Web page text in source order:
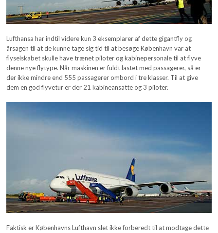
Lufthansa har indtil videre kun 3 eksemplarer af dette gigantfly og
årsagen til at de kunne tage sig tid til at besøge København var at
flyselskabet skulle have trænet piloter og kabinepersonale til at flyve
denne nye flytype. Når maskinen er fuldt lastet med passagerer, så er
der ikke mindre end 555 passagerer ombord i tre klasser. Til at give
dem en god flyvetur er der 21 kabineansatte og 3 piloter.
Faktisk er Københavns Lufthavn slet ikke forberedt til at modtage dette